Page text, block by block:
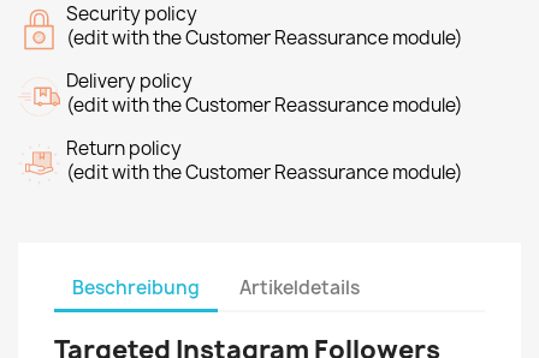
Security policy
(edit with the Customer Reassurance module)
Delivery policy
(edit with the Customer Reassurance module)
Return policy
(edit with the Customer Reassurance module)
Beschreibung Artikeldetails
Targeted Instagram Followers